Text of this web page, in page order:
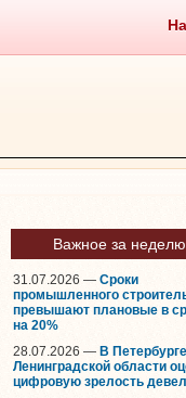
Важное за неделю
31.07.2026 — Сроки
промышленного
превышают плановые в
на 20%
28.07.2026 — В
Ленинградской области
цифровую зрелость